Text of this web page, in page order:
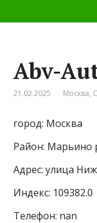
Abv-
21.02.2025 Москва,
город: Москва
Район: Марьино
Адрес: улица
Индекс: 109382.0
Телефон: nan